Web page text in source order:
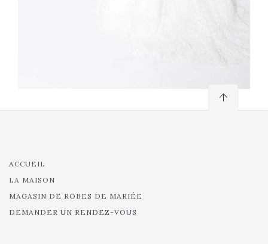
ACCUEIL
LA MAISON
MAGASIN DE ROBES DE MARIÉE
DEMANDER UN RENDEZ-VOUS